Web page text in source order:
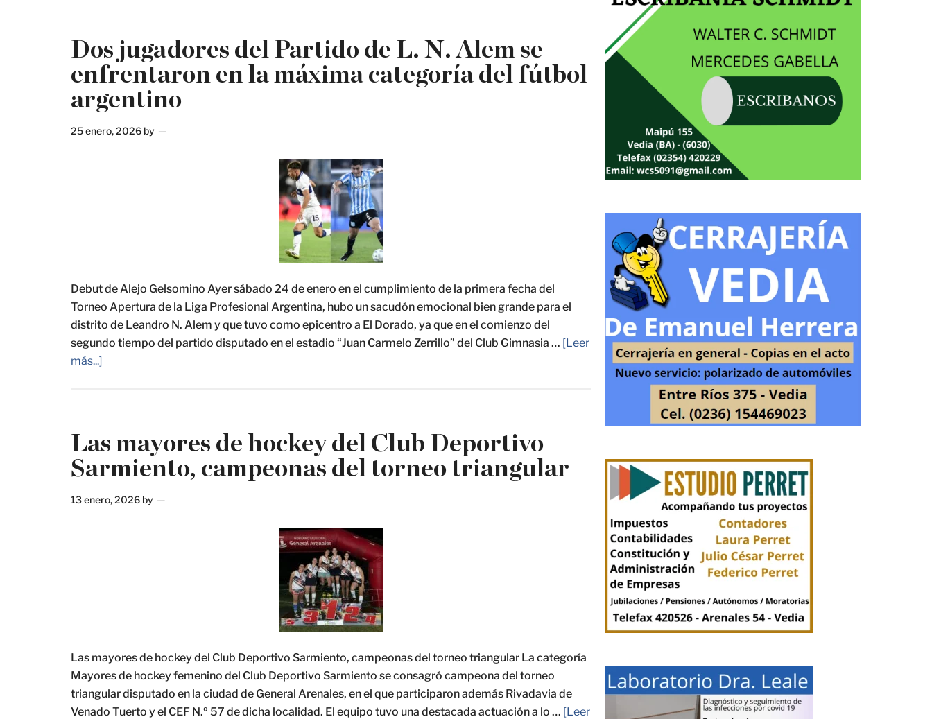
Dos jugadores del Partido de L. N. Alem se
enfrentaron en la máxima categoría del fútbol
argentino
25 enero, 2026 by
Debut de Alejo Gelsomino Ayer sábado 24 de enero en el cumplimiento de la primera fecha del
Torneo Apertura de la Liga Profesional Argentina, hubo un sacudón emocional bien grande para el
distrito de Leandro N. Alem y que tuvo como epicentro a El Dorado, ya que en el comienzo del
segundo tiempo del partido disputado en el estadio “Juan Carmelo Zerrillo” del Club Gimnasia … [Leer
más...]
Las mayores de hockey del Club Deportivo
Sarmiento, campeonas del torneo triangular
13 enero, 2026 by
Las mayores de hockey del Club Deportivo Sarmiento, campeonas del torneo triangular La categoría
Mayores de hockey femenino del Club Deportivo Sarmiento se consagró campeona del torneo
triangular disputado en la ciudad de General Arenales, en el que participaron además Rivadavia de
Venado Tuerto y el CEF N.º 57 de dicha localidad. El equipo tuvo una destacada actuación a lo … [Leer